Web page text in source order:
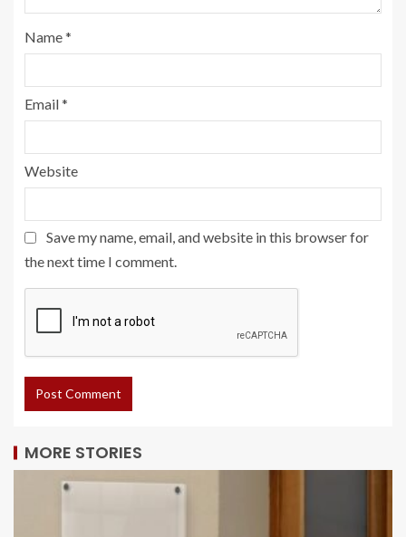
Name*
Email*
Website
Save my name, email, and website in this browser for
the next time I comment.
MORE STORIES